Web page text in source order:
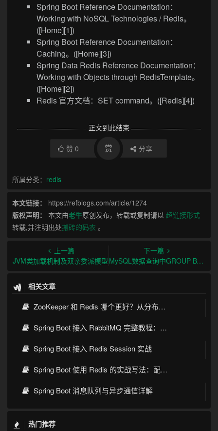
Spring Boot Reference Documentation：
Working with NoSQL Technologies / Redis。
([Home][1])
Spring Boot Reference Documentation：
Caching。([Home][3])
Spring Data Redis Reference Documentation：
Working with Objects through RedisTemplate。
([Home][2])
Redis 官方文档：SET command。([Redis][4])
正文到此结束
赞 0 赏 分享
所属分类： redis
本文链接：
https://refblogs.com/article/1274
版权声明：
本文由老牛原创发布，转载或复制请以 超链接形式
转载,并注明出处搬砖的码农 。
上一篇
JVM类加载机制及双亲委派模型
下一篇
MySQL数据查询中GROUP BY的用法与实战详解
相关文章
ZooKeeper 和 Redis 哪个更好？从分布式协调和缓存场景看选型
Spring Boot 接入 RabbitMQ 完整教程：发送、消费、确认与死信队列
Spring Boot 接入 Redis Session 实战
Spring Boot 使用 Redis 的实战写法：配置、缓存、序列化与常见坑
Spring Boot 消息队列与异步通信详解
热门推荐